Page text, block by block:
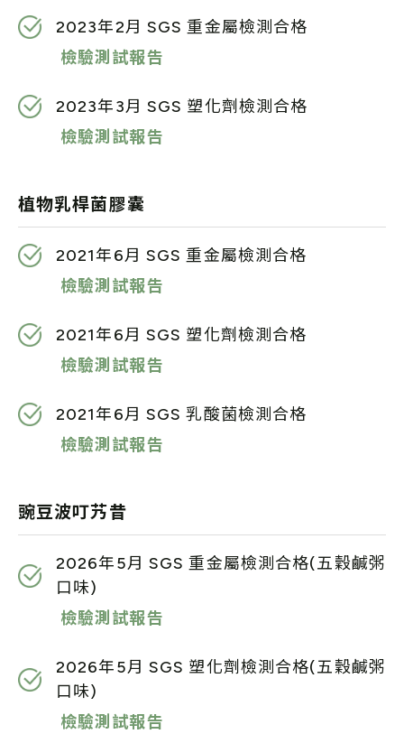
2023年2月 SGS 重金屬檢測合格
檢驗測試報告
2023年3月 SGS 塑化劑檢測合格
檢驗測試報告
植物乳桿菌膠囊
2021年6月 SGS 重金屬檢測合格
檢驗測試報告
2021年6月 SGS 塑化劑檢測合格
檢驗測試報告
2021年6月 SGS 乳酸菌檢測合格
檢驗測試報告
豌豆波叮艿昔
2026年5月 SGS 重金屬檢測合格(五穀鹹粥
口味)
檢驗測試報告
2026年5月 SGS 塑化劑檢測合格(五穀鹹粥
口味)
檢驗測試報告